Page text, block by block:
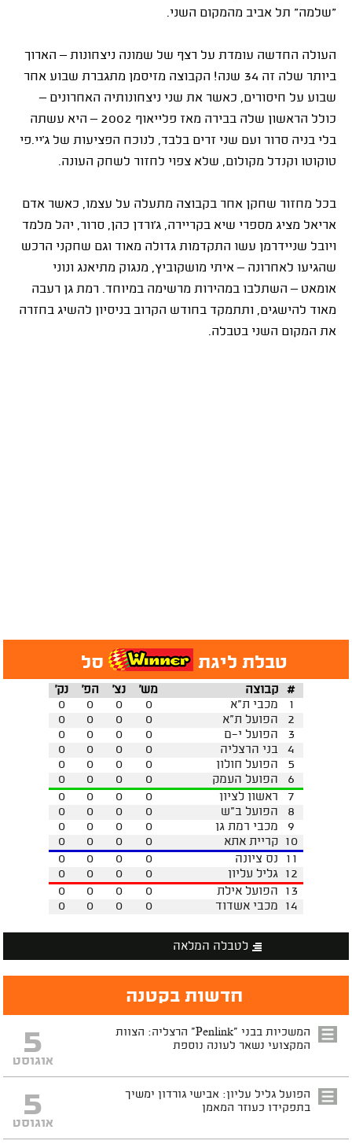
"שלמה" תל אביב מהמקום השני.
העולה החדשה עומדת על רצף של שמונה ניצחונות – הארוך
ביותר שלה זה 34 שנה! הקבוצה מזיסמן מתגברת שבוע אחר
שבוע על חיסורים, כאשר את שני ניצחונותיה האחרונים –
כולל הראשון שלה בבירה מאז פלייאוף 2002 – היא עשתה
בלי בניה סרור ועם שני זרים בלבד, לנוכח הפציעות של ג'יי.פי
טוקוטו וקנדל מקולום, שלא צפוי לחזור לשחק העונה.
בכל מחזור שחקן אחר בקבוצה מתעלה על עצמו, כאשר אדם
אריאל מציג מספרי שיא בקריירה, ג'ורדן כהן, סרור, יהל מלמד
ויובל שניידרמן עשו התקדמות גדולה מאוד וגם שחקני הרכש
שהגיעו לאחרונה – איתי מושקוביץ, מנגוק מתיאנג ונוני
אומאט – השתלבו במהירות מרשימה במיוחד. רמת גן רעבה
מאוד להישגים, ותתמקד בחודש הקרוב בניסיון להשיג בחזרה
את המקום השני בטבלה.
טבלת ליגת סל
נק' הפ' נצ' מש' קבוצה
#
0
0 0 0 מכבי ת"א
1
0
0 0 0 הפועל ת"א
2
0
0 0 0 הפועל י-ם
3
0
0 0 0 בני הרצליה
4
0
0 0 0 הפועל חולון
5
0
0 0 0 הפועל העמק
6
0
0 0 0 ראשון לציון
7
0
0 0 0 הפועל ב"ש
8
0
0 0 0 מכבי רמת גן
9
0
0 0 0 קריית אתא 10
0
0 0 0 נס ציונה
11
0
0 0 0 גליל עליון 12
0
0 0 0 הפועל אילת
13
0
0 0 0 מכבי אשדוד 14
לטבלה המלאה
חדשות בקטנה
המשכיות בבני "Penlink" הרצליה: הצוות
המקצועי נשאר לעונה נוספת
5
אוגוסט
הפועל גליל עליון: אבישי גורדון ימשיך
בתפקידו כעוזר המאמן
5
אוגוסט